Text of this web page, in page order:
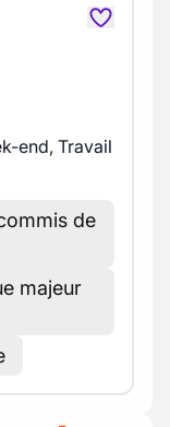
end, Travail
de
majeur